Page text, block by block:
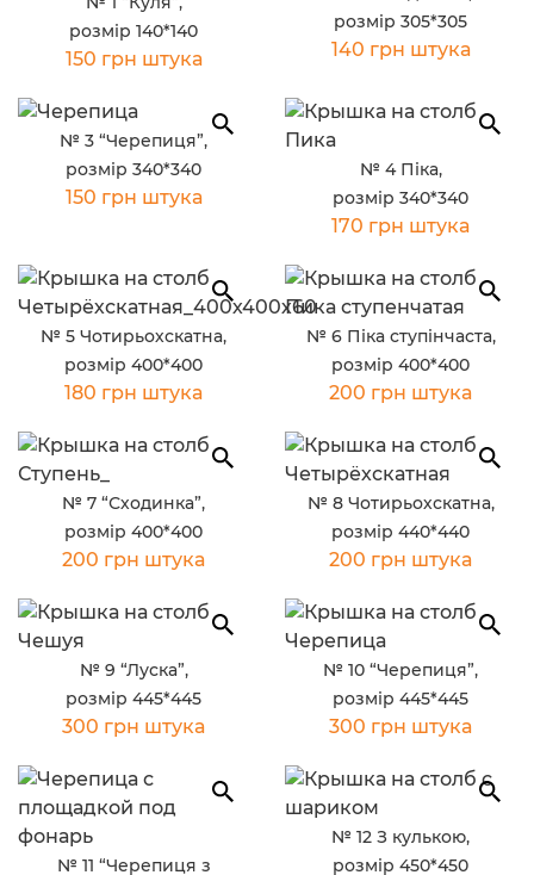
розмір 140*140
150 грн штука
розмір 305*305
140 грн штука
№ 3 “Черепиця”,
розмір 340*340
150 грн штука
№ 4 Піка,
розмір 340*340
170 грн штука
№ 5 Чотирьохскатна,
розмір 400*400
180 грн штука
№ 6 Піка ступінчаста,
розмір 400*400
200 грн штука
№ 7 “Сходинка”,
розмір 400*400
200 грн штука
№ 8 Чотирьохскатна,
розмір 440*440
200 грн штука
№ 9 “Луска”,
розмір 445*445
300 грн штука
№ 10 “Черепиця”,
розмір 445*445
300 грн штука
№ 11 “Черепиця з
№ 12 З кулькою,
розмір 450*450